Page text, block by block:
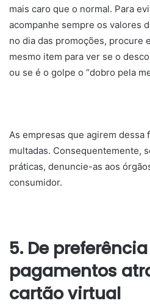
mais caro que o normal. Para
acompanhe sempre os valores
no dia das promoções, procure
mesmo item para ver se o
ou se é o golpe o “dobro pela
As empresas que agirem dessa
multadas. Consequentemente,
práticas, denuncie-as aos
consumidor.
5. De
pagamentos
cartão virtual